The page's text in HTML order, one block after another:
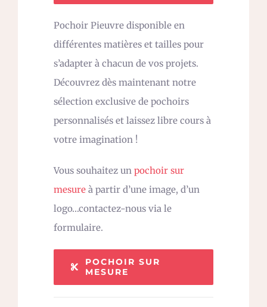
Pochoir Pieuvre disponible en
différentes matières et tailles pour
s’adapter à chacun de vos projets.
Découvrez dès maintenant notre
sélection exclusive de pochoirs
personnalisés et laissez libre cours à
votre imagination !
Vous souhaitez un pochoir sur
mesure à partir d’une image, d’un
logo…contactez-nous via le
formulaire.
POCHOIR SUR
MESURE